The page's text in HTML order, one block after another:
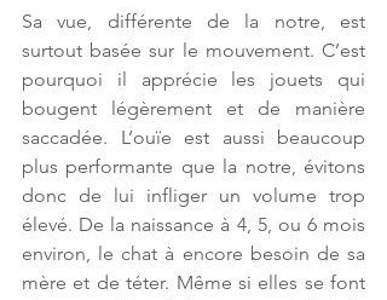
Sa vue, différente de la notre, est
surtout basée sur le mouvement. C’est
pourquoi il apprécie les jouets qui
bougent légèrement et de manière
saccadée. L’ouïe est aussi beaucoup
plus performante que la notre, évitons
donc de lui infliger un volume trop
élevé. De la naissance à 4, 5, ou 6 mois
environ, le chat à encore besoin de sa
mère et de téter. Même si elles se font